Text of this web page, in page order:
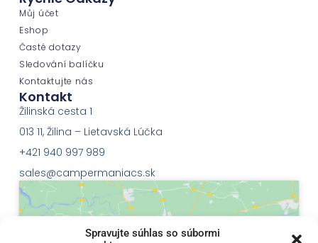
Spravujte súhlas so súbormi
Můj účet
Eshop
Časté dotazy
Sledování balíčku
Kontaktujte nás
Kontakt
Žilinská cesta 1
013 11, Žilina – Lietavská Lúčka
+421 940 997 989
sales@campermaniacs.sk